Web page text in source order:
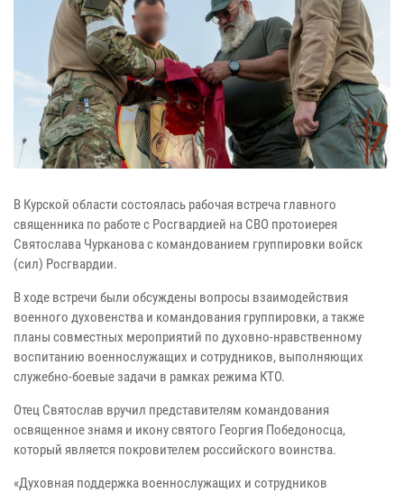
В Курской области состоялась рабочая встреча главного
священника по работе с Росгвардией на СВО протоиерея
Святослава Чурканова с командованием группировки войск
(сил) Росгвардии.
В ходе встречи были обсуждены вопросы взаимодействия
военного духовенства и командования группировки, а также
планы совместных мероприятий по духовно-нравственному
воспитанию военнослужащих и сотрудников, выполняющих
служебно-боевые задачи в рамках режима КТО.
Отец Святослав вручил представителям командования
освященное знамя и икону святого Георгия Победоносца,
который является покровителем российского воинства.
«Духовная поддержка военнослужащих и сотрудников